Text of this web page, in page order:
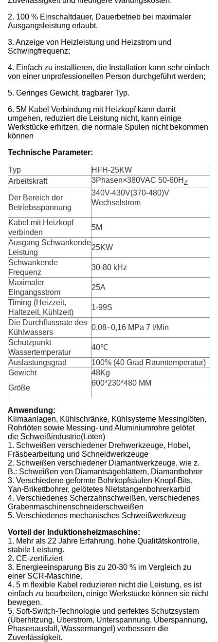
2. 100 % Einschaltdauer, Dauerbetrieb bei maximaler
Ausgangsleistung erlaubt.
3. Anzeige von Heizleistung und Heizstrom und
Schwingfrequenz;
4. Einfach zu installieren, die Installation kann sehr einfach
von einer unprofessionellen Person durchgeführt werden;
5. Geringes Gewicht, tragbarer Typ.
6. 5M Kabel Verbindung mit Heizkopf kann damit
umgehen, reduziert die Leistung nicht, kann einige
Werkstücke erhitzen, die normale Spulen nicht bekommen
können
Technische Parameter:
Typ
HFH-25KW
Arbeitskraft
3Phasen×380VAC 50-60H Z
Der Bereich der
Betriebsspannung
340V-430V(370-480)V
Wechselstrom
Kabel mit Heizkopf
verbinden
5M
Ausgang Schwankende
Leistung
25KW
Schwankende
Frequenz
30-80 kHz
Maximaler
Eingangsstrom
25A
Timing (Heizzeit,
Haltezeit, Kühlzeit)
1-99S
Die Durchflussrate des
Kühlwassers
0,08–0,16 MPa 7 l/Min
Schutzpunkt
Wassertemperatur
40℃
Auslastungsgrad
100% (40 Grad Raumtemperatur)
Gewicht
48Kg
Größe
600*230*480 MM
Anwendung:
Klimaanlagen, Kühlschränke, Kühlsysteme Messinglöten,
Rohrlöten sowie Messing- und Aluminiumrohre gelötet
die Schweißindustrie(Löten)
1. Schweißen verschiedener Drehwerkzeuge, Hobel,
Fräsbearbeitung und Schneidwerkzeuge
2. Schweißen verschiedener Diamantwerkzeuge, wie z.
B.: Schweißen von Diamantsägeblättern, Diamantbohrer
3. Verschiedene geformte Bohrkopfsäulen-Knopf-Bits,
Yan-Brikettbohrer, gelötetes Nietstangenbohrerkarbid
4. Verschiedenes Scherzahnschweißen, verschiedenes
Grabenmaschinenschneiderschweißen
5. Verschiedenes mechanisches Schweißwerkzeug
Vorteil der Induktionsheizmaschine:
1. Mehr als 22 Jahre Erfahrung, hohe Qualitätskontrolle,
stabile Leistung.
2. CE-zertifiziert
3. Energieeinsparung Bis zu 20-30 % im Vergleich zu
einer SCR-Maschine.
4. 5 m flexible Kabel reduzieren nicht die Leistung, es ist
einfach zu bearbeiten, einige Werkstücke können sie nicht
bewegen.
5. Soft-Switch-Technologie und perfektes Schutzsystem
(Überhitzung, Überstrom, Unterspannung, Überspannung,
Phasenausfall, Wassermangel) verbessern die
Zuverlässigkeit.